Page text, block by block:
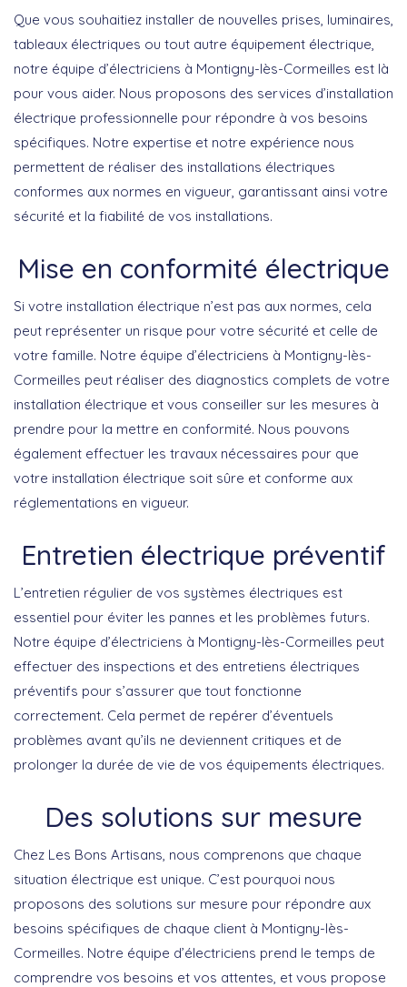
Que vous souhaitiez installer de nouvelles prises, luminaires,
tableaux électriques ou tout autre équipement électrique,
notre équipe d’électriciens à Montigny-lès-Cormeilles est là
pour vous aider. Nous proposons des services d’installation
électrique professionnelle pour répondre à vos besoins
spécifiques. Notre expertise et notre expérience nous
permettent de réaliser des installations électriques
conformes aux normes en vigueur, garantissant ainsi votre
sécurité et la fiabilité de vos installations.
Mise en conformité électrique
Si votre installation électrique n’est pas aux normes, cela
peut représenter un risque pour votre sécurité et celle de
votre famille. Notre équipe d’électriciens à Montigny-lès-
Cormeilles peut réaliser des diagnostics complets de votre
installation électrique et vous conseiller sur les mesures à
prendre pour la mettre en conformité. Nous pouvons
également effectuer les travaux nécessaires pour que
votre installation électrique soit sûre et conforme aux
réglementations en vigueur.
Entretien électrique préventif
L’entretien régulier de vos systèmes électriques est
essentiel pour éviter les pannes et les problèmes futurs.
Notre équipe d’électriciens à Montigny-lès-Cormeilles peut
effectuer des inspections et des entretiens électriques
préventifs pour s’assurer que tout fonctionne
correctement. Cela permet de repérer d’éventuels
problèmes avant qu’ils ne deviennent critiques et de
prolonger la durée de vie de vos équipements électriques.
Des solutions sur mesure
Chez Les Bons Artisans, nous comprenons que chaque
situation électrique est unique. C’est pourquoi nous
proposons des solutions sur mesure pour répondre aux
besoins spécifiques de chaque client à Montigny-lès-
Cormeilles. Notre équipe d’électriciens prend le temps de
comprendre vos besoins et vos attentes, et vous propose